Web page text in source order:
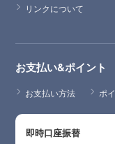
リンクについて
お支払い&ポイント
お支払い方法 ポ
即時口座振替